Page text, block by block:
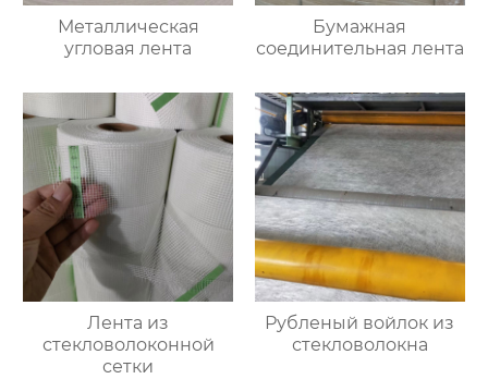
Металлическая
угловая лента
Бумажная
соединительная лента
Лента из
стекловолоконной
сетки
Рубленый войлок из
стекловолокна